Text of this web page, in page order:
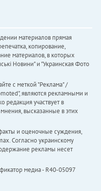
материалов прямая
копирование,
материалов, в которых
Новини" и "Украинская Фото
с меткой "Реклама" /
являются рекламными и
редакция участвует в
высказанные в этих
и оценочные суждения,
Согласно украинскому
рекламы несет
медиа - R40-05097